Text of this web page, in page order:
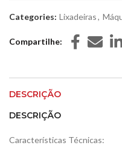
Categories: Lixadeiras,
Compartilhe
DESCRIÇÃO
DESCRIÇÃO
Características Técnicas: